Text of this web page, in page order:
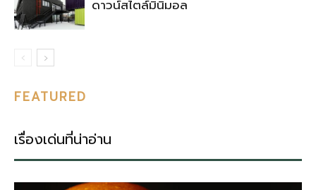
ดาวน์สไตล์มินิมอล
FEATURED
เรื่องเด่นที่น่าอ่าน